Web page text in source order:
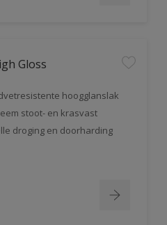
Gloss
hoogglanslak
stoot- en krasvast
droging en doorharding